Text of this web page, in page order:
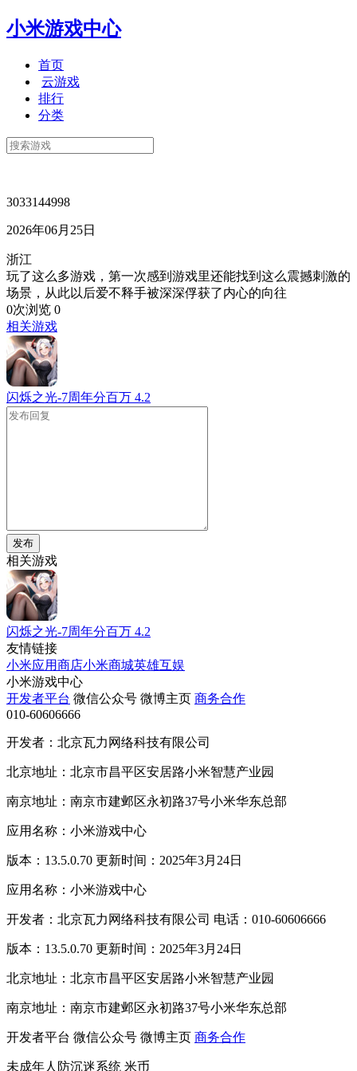
小米游戏中心
首页
云游戏
排行
分类
3033144998
2026年06月25日
浙江
玩了这么多游戏，第一次感到游戏里还能找到这么震撼刺激的
场景，从此以后爱不释手被深深俘获了内心的向往
0次浏览 0
相关游戏
闪烁之光-7周年分百万 4.2
发布
相关游戏
闪烁之光-7周年分百万 4.2
友情链接
小米应用商店小米商城英雄互娱
小米游戏中心
开发者平台 微信公众号 微博主页 商务合作
010-60606666
开发者：北京瓦力网络科技有限公司
北京地址：北京市昌平区安居路小米智慧产业园
南京地址：南京市建邺区永初路37号小米华东总部
应用名称：小米游戏中心
版本：13.5.0.70 更新时间：2025年3月24日
应用名称：小米游戏中心
开发者：北京瓦力网络科技有限公司 电话：010-60606666
版本：13.5.0.70 更新时间：2025年3月24日
北京地址：北京市昌平区安居路小米智慧产业园
南京地址：南京市建邺区永初路37号小米华东总部
开发者平台 微信公众号 微博主页 商务合作
未成年人防沉迷系统 米币